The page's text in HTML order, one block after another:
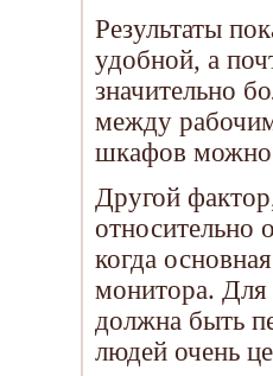
Результаты
удобной, а
значительно
между
шкафов можно
Другой
относительно
когда
монитора. Для
должна быть
людей очень